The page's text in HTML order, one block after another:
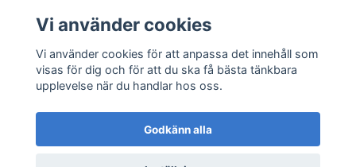
Läs mer
Sociala medier
Vi använder cookies
Vi använder cookies för att anpassa det innehåll som
visas för dig och för att du ska få bästa tänkbara
upplevelse när du handlar hos oss.
Godkänn alla